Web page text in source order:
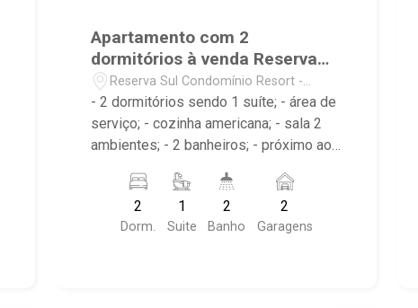
Apartamento com 2
dormitórios à venda Reserva
Sul Condomínio Resort
Reserva Sul Condomínio Resort -
Ribeirão Preto/SP
- 2 dormitórios sendo 1 suíte; - área de
serviço; - cozinha americana; - sala 2
ambientes; - 2 banheiros; - próximo ao
Ribeirão Imóveis, referência em venda,
compra e locação. - Sinta-se em casa
na Ribeirão Imóveis, afinal Somos e
2
Dorm.
1
Suite
2
Banho
2
Garagens